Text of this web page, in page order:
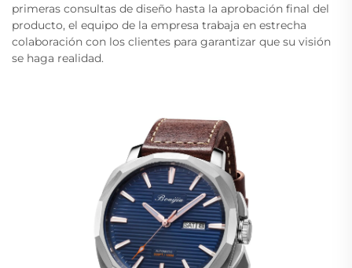
primeras consultas de diseño hasta la aprobación final del
producto, el equipo de la empresa trabaja en estrecha
colaboración con los clientes para garantizar que su visión
se haga realidad.